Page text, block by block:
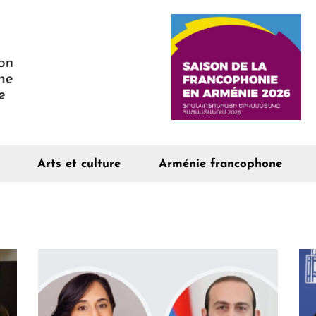
Arts et culture Arménie francophone